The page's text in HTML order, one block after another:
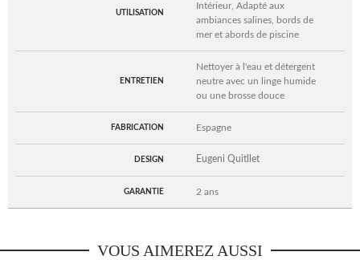
UTILISATION
Intérieur, Adapté aux
ambiances salines, bords de
mer et abords de piscine
ENTRETIEN
Nettoyer à l'eau et détergent
neutre avec un linge humide
ou une brosse douce
FABRICATION Espagne
DESIGN Eugeni Quitllet
GARANTIE 2 ans
VOUS AIMEREZ AUSSI